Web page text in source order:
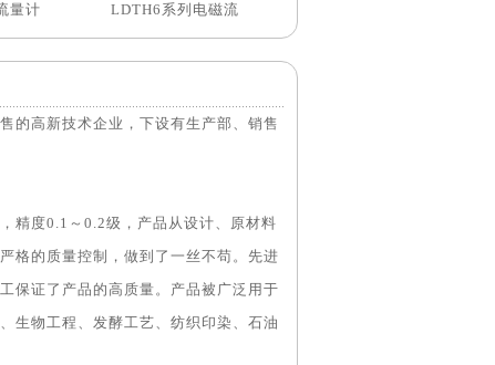
量计 LDTH6系列电磁流
的高新技术企业，下设有生产部、销售
精度0.1～0.2级，产品从设计、原材料
格的质量控制，做到了一丝不苟。先进
保证了产品的高质量。产品被广泛用于
生物工程、发酵工艺、纺织印染、石油